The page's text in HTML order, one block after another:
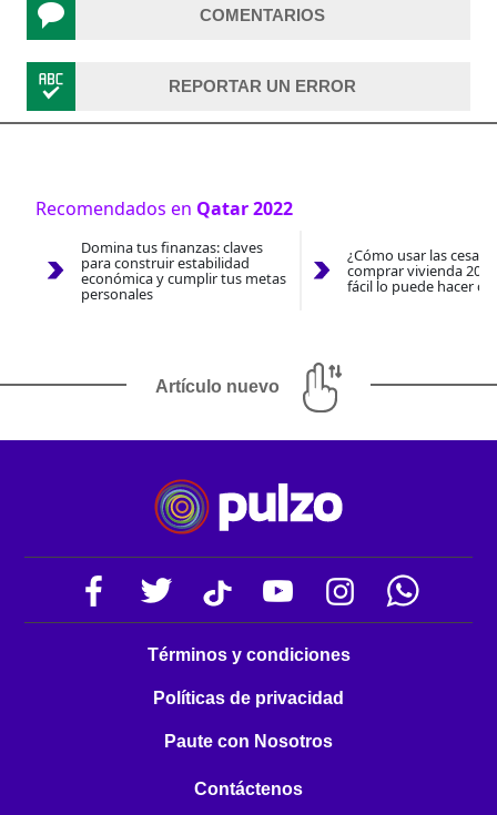
COMENTARIOS
REPORTAR UN ERROR
Recomendados en Qatar 2022
Domina tus finanzas: claves
para construir estabilidad
económica y cumplir tus metas
personales
¿Cómo usar las
comprar vivienda
fácil lo puede hacer
Artículo nuevo
Términos y condiciones
Políticas de privacidad
Paute con Nosotros
Contáctenos